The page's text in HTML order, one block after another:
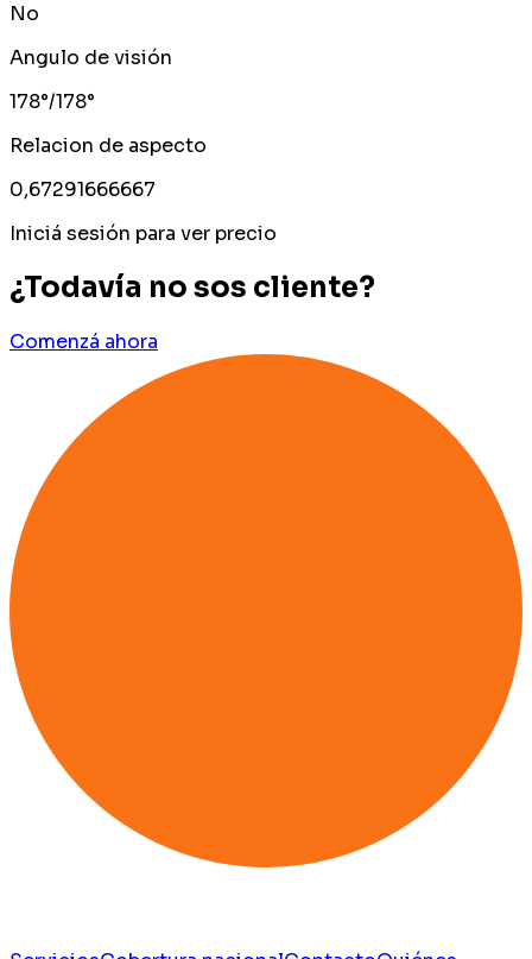
No
Angulo de visión
178°/178°
Relacion de aspecto
0,67291666667
Iniciá sesión para ver precio
¿Todavía no sos cliente?
Comenzá ahora